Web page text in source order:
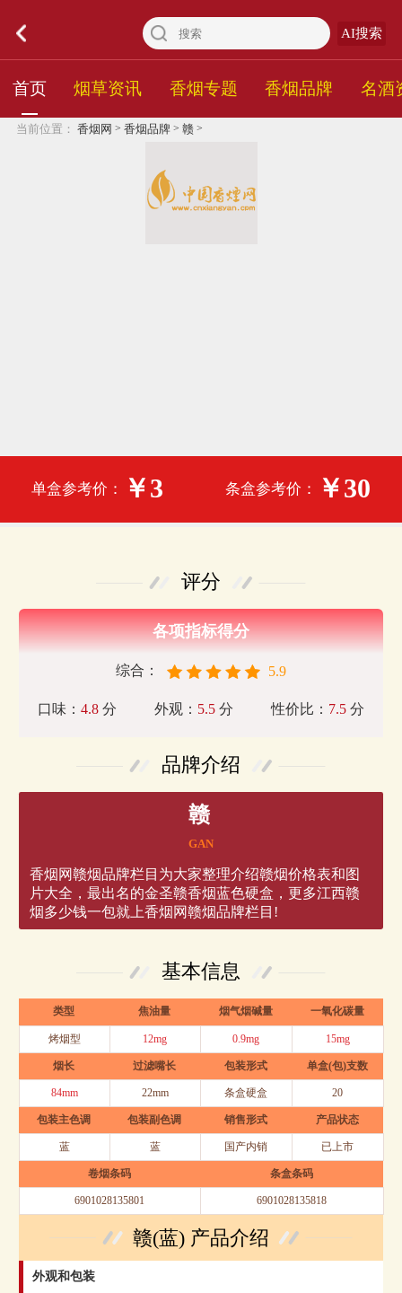
AI搜索
首页 烟草资讯 香烟专题 香烟品牌 名酒
当前位置： 香烟网 > 香烟品牌 > 赣>
单盒参考价： ￥3 条盒参考价： ￥30
评分
各项指标得分
综合： 5.9
口味： 4.8分 外观： 5.5 分 性价比： 7.5 分
品牌介绍
赣
GAN
香烟网赣烟品牌栏目为大家整理介绍赣烟价格表和图
片大全，最出名的金圣赣香烟蓝色硬盒，更多江西赣
烟多少钱一包就上香烟网赣烟品牌栏目!
基本信息
类型 焦油量 烟气烟碱量 一氧化碳量
烤烟型 12mg 0.9mg 15mg
烟长 过滤嘴长 包装形式 单盒(包)支数
84mm 22mm 条盒硬盒 20
包装主色调 包装副色调 销售形式 产品状态
蓝 蓝 国产内销 已上市
卷烟条码 条盒条码
6901028135801 6901028135818
赣(蓝) 产品介绍
外观和包装